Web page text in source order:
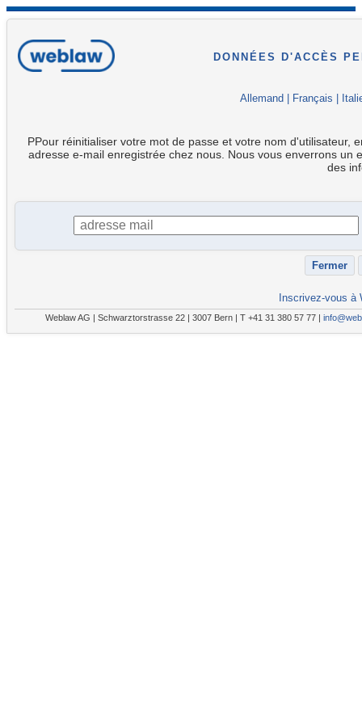
DONNÉES D'ACCÈS
Allemand Français
PPour réinitialiser votre mot de passe et votre nom d'utilisateur,
adresse e-mail enregistrée chez nous. Nous vous enverrons un
des
Inscrivez-vous à
Weblaw AG | Schwarztorstrasse 22 | 3007 Bern | T +41 31 380 57 77 |